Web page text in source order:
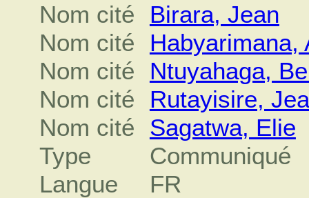
Nom cité
Birara, Jean
Nom cité
Habyarimana,
Nom cité
Ntuyahaga,
Nom cité
Rutayisire,
Nom cité
Sagatwa, Elie
Type
Communiqué
Langue
FR